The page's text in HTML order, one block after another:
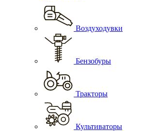
Воздуходувки
Бензобуры
Тракторы
Культиваторы